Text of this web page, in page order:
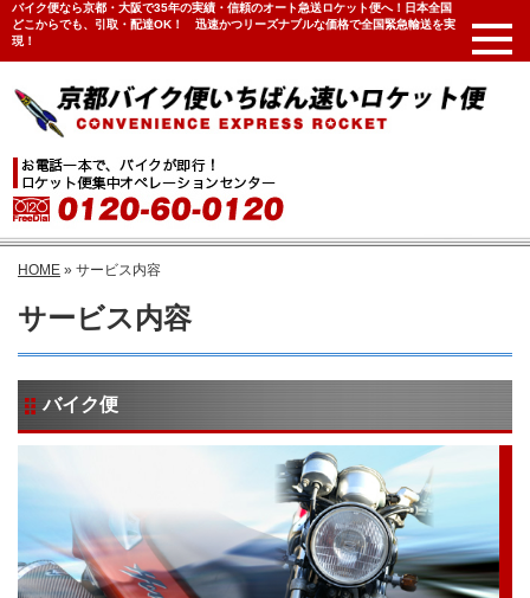
バイク便なら京都・大阪で35年の実績・信頼のオート急送ロケット便へ！日本全国
どこからでも、引取・配達OK！ 迅速かつリーズナブルな価格で全国緊急輸送を実
現！
HOME » サービス内容
サービス内容
バイク便